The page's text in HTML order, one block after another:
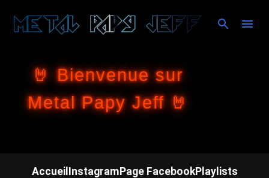
Accéder au contenu principal
🤘 Bienvenue sur
Metal Papy Jeff 🤘
Accueil InstagramPage FacebookPlaylists